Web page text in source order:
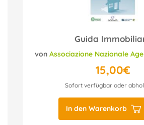
Guida
von Associazione Nazionale Agenti
15,00€
Sofort verfügbar oder
In den Warenkorb